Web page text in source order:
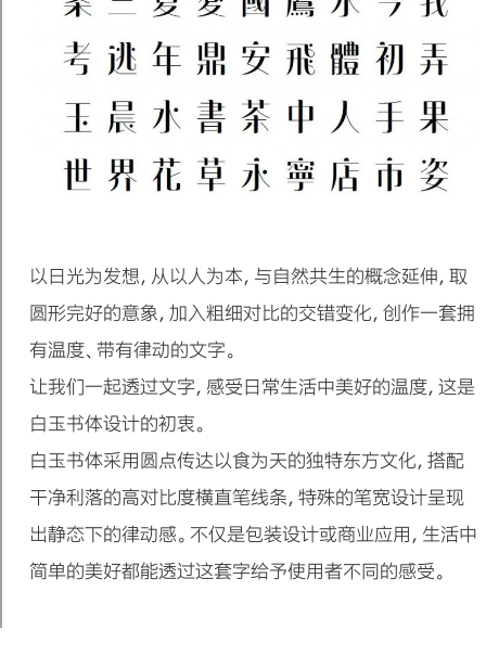
以日光为发想，从以人为本，与自然共生的概念延伸，取
圆形完好的意象，加入粗细对比的交错变化，创作一套拥
有温度、带有律动的文字。
让我们一起透过文字，感受日常生活中美好的温度，这是
白玉书体设计的初衷。
白玉书体采用圆点传达以食为天的独特东方文化，搭配
干净利落的高对比度横直笔线条，特殊的笔宽设计呈现
出静态下的律动感。不仅是包装设计或商业应用，生活中
简单的美好都能透过这套字给予使用者不同的感受。